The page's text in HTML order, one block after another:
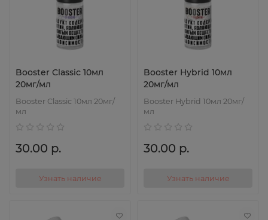
Booster Classic 10мл
20мг/мл
Booster Classic 10мл 20мг/
мл
30.00 р.
Узнать наличие
Booster Hybrid 10мл
20мг/мл
Booster Hybrid 10мл 20мг/
мл
30.00 р.
Узнать наличие